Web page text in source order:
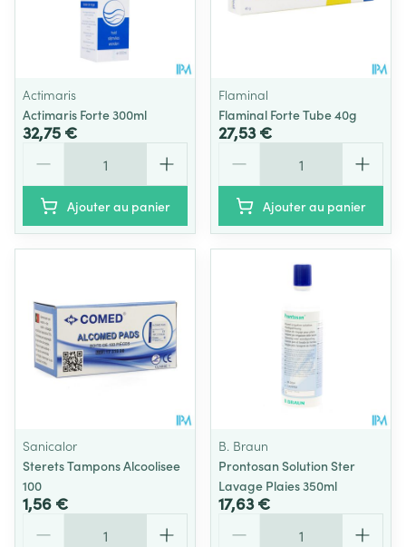
Actimaris
Actimaris Forte 300ml
32,75 €
Ajouter au panier
Flaminal
Flaminal Forte Tube 40g
27,53 €
Ajouter au panier
Sanicalor
Sterets Tampons Alcoolisee
100
1,56 €
B. Braun
Prontosan Solution Ster
Lavage Plaies 350ml
17,63 €